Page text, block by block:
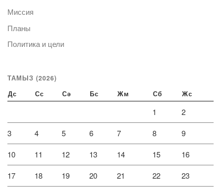
Миссия
Планы
Политика и цели
ТАМЫЗ (2026)
Дс Сс Сә Бс Жм Сб Жс
1 2
3 4 5 6 7 8 9
10 11 12 13 14 15 16
17 18 19 20 21 22 23